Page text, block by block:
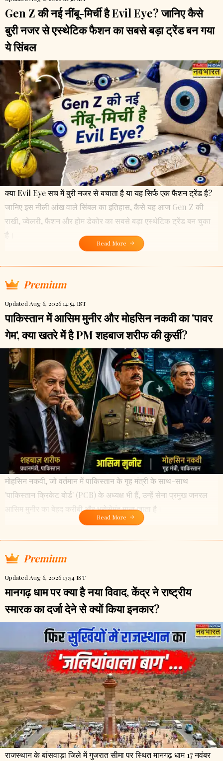
Gen Z की नई नींबू-मिर्ची है Evil Eye? जानिए कैसे
बुरी नजर से एस्थेटिक फैशन का सबसे बड़ा ट्रेंड बन गया
ये सिंबल
क्या Evil Eye सच में बुरी नजर से बचाता है या यह सिर्फ एक फैशन ट्रेंड है?
जानिए इस नीली आंख वाले सिंबल का इतिहास, कैसे यह आज Gen Z की
राखी, ज्वेलरी, फैशन और होम डेकोर का सबसे बड़ा एस्थेटिक ट्रेंड बन चुका
है।
Read More
Premium
Updated Aug 6, 2026 14:54 IST
पाकिस्तान में आसिम मुनीर और मोहसिन नकवी का 'पावर
गेम', क्या खतरे में है PM शहबाज शरीफ की कुर्सी?
मोहसिन नकवी, जो वर्तमान में पाकिस्तान के गृह मंत्री के साथ-साथ
'पाकिस्तान क्रिकेट बोर्ड' (PCB) के अध्यक्ष भी हैं, उन्हें सेना प्रमुख जनरल
आसिम मुनीर का बेहद करीबी और भरोसेमंद माना जाता है।
Read More
Premium
Updated Aug 6, 2026 13:54 IST
मानगढ़ धाम पर क्या है नया विवाद, केंद्र ने राष्ट्रीय
स्मारक का दर्जा देने से क्यों किया इनकार?
राजस्थान के बांसवाड़ा जिले में गुजरात सीमा पर स्थित मानगढ़ धाम 17 नवंबर